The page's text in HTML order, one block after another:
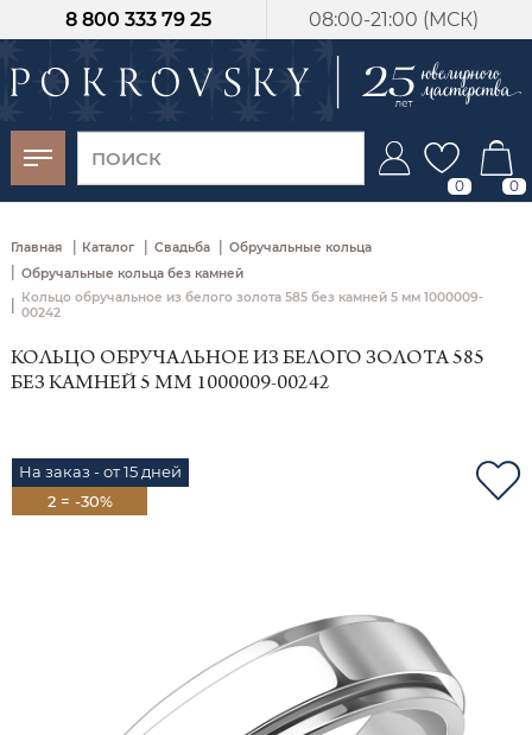
08:00-21:00 (МСК)
8 800 333 79 25
0 0
Главная | Каталог | Свадьба | Обручальные кольца
Обручальные кольца без камней
|
Кольцо обручальное из белого золота 585 без камней 5 мм 1000009-
00242
КОЛЬЦО ОБРУЧАЛЬНОЕ ИЗ БЕЛОГО ЗОЛОТА 585
БЕЗ КАМНЕЙ 5 ММ 1000009-00242
На заказ - от 15 дней
2 = -30%
-30%
от 15 дней с
момента оплаты